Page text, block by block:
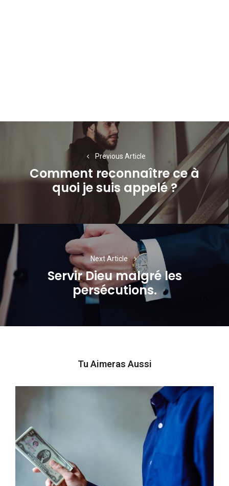
l’article
Previous Article
Previous
post:
Comment reconnaître ce à
quoi je suis appelé ?
Next Article
Next
post:
Servir Dieu malgré les
persécutions.
Tu Aimeras Aussi